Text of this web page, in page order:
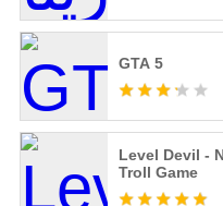
GTA 5
Level Devil -
Troll Game